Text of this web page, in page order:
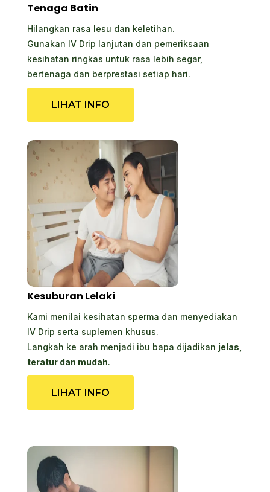
Tenaga Batin
Hilangkan rasa lesu dan keletihan.
Gunakan IV Drip lanjutan dan pemeriksaan
kesihatan ringkas untuk rasa lebih segar,
bertenaga dan berprestasi setiap hari.
LIHAT INFO
Kesuburan Lelaki
Kami menilai kesihatan sperma dan menyediakan
IV Drip serta suplemen khusus.
Langkah ke arah menjadi ibu bapa dijadikan jelas,
teratur dan mudah.
LIHAT INFO